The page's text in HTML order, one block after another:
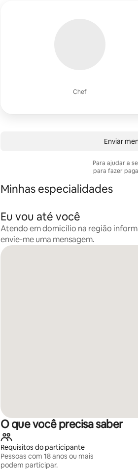
Chef
Enviar
Para ajudar a
para fazer
Minhas especialidades
Eu vou até você
Atendo em domicílio na região
envie-me uma mensagem.
O que você precisa saber
Requisitos do participante
Pessoas com 18 anos ou mais
podem participar.